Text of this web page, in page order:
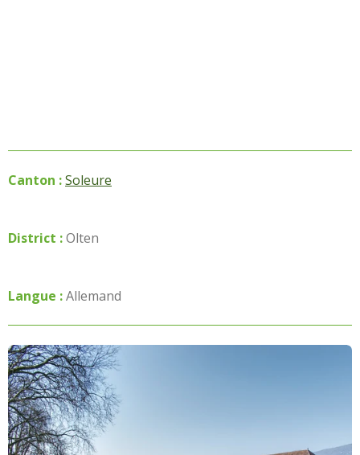
Canton :Soleure
District :Olten
Langue :Allemand